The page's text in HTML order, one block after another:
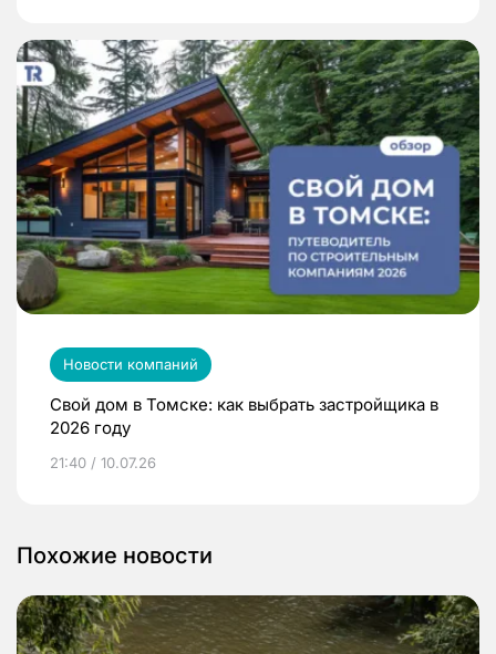
Новости компаний
Свой дом в Томске: как выбрать застройщика в
2026 году
21:40 / 10.07.26
Похожие новости